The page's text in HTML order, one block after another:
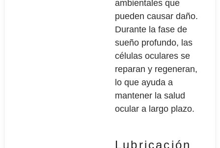
ambientales que
pueden causar daño.
Durante la fase de
sueño profundo, las
células oculares se
reparan y regeneran,
lo que ayuda a
mantener la salud
ocular a largo plazo.
Lubricación